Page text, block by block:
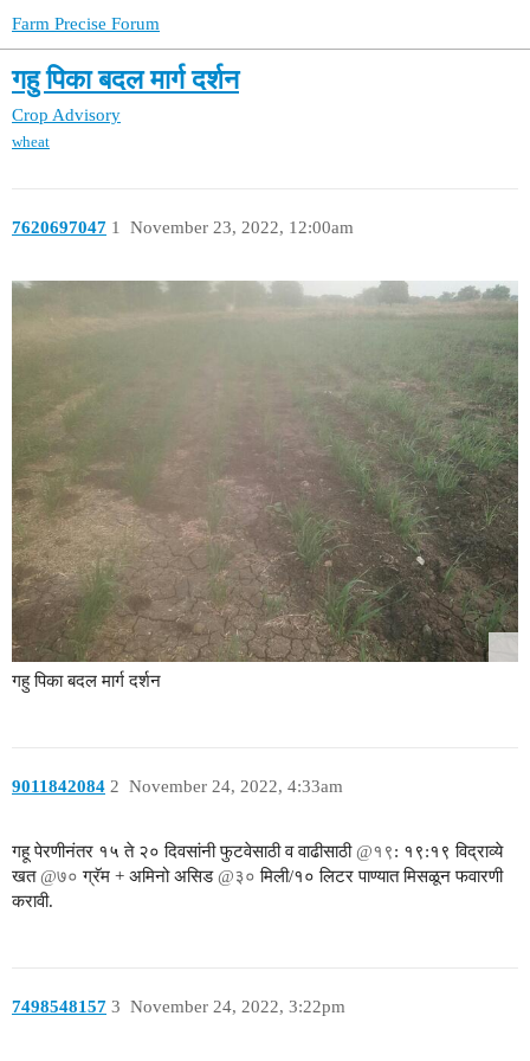
Farm Precise Forum
गहु पिका बदल मार्ग दर्शन
Crop Advisory
wheat
7620697047 November 23, 2022, 12:00am
1
गहु पिका बदल मार्ग दर्शन
9011842084 November 24, 2022, 4:33am
2
गहू पेरणीनंतर १५ ते २० दिवसांनी फुटवेसाठी व वाढीसाठी@१९: १९:१९ विद्राव्ये
खत@७० ग्रॅम + अमिनो असिड@३० मिली/१० लिटर पाण्यात मिसळून फवारणी
करावी.
7498548157 November 24, 2022, 3:22pm
3